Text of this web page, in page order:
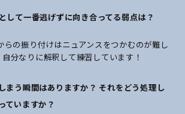
して一番逃げずに向き合ってる弱点は？
の振り付けはニュアンスをつかむのが難し
分なりに解釈して練習しています！
まう瞬間はありますか？ それをどう処理し
ていますか？